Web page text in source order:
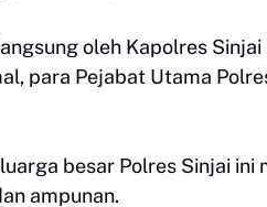
oleh Kapolres
para Pejabat Utama
besar Polres Sinjai
ampunan.